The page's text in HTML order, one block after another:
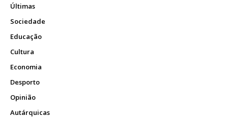
Últimas
Sociedade
Educação
Cultura
Economia
Desporto
Opinião
Autárquicas